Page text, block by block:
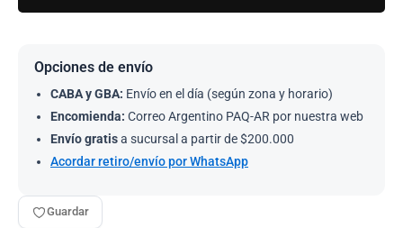
Opciones de envío
CABA y GBA: Envío en el día (según zona y horario)
Encomienda: Correo Argentino PAQ-AR por nuestra web
Envío gratisa sucursal a partir de $200.000
Acordar retiro/envío por WhatsApp
Guardar